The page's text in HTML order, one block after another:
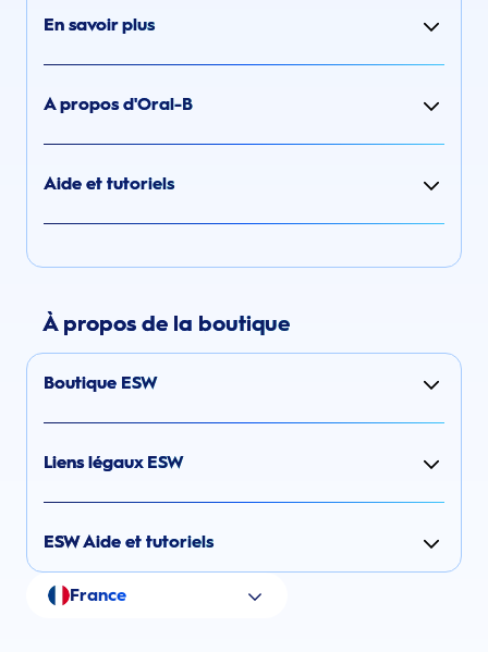
En savoir plus
A propos d'Oral-B
Aide et tutoriels
À propos de la boutique
Boutique ESW
Liens légaux ESW
ESW Aide et tutoriels
France